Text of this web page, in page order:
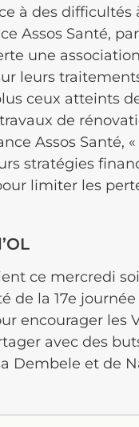
à des difficultés
Assos Santé,
une
leurs
ceux atteints
de
Assos Santé,
stratégies
limiter les
ce mercredi
la 17e journée
encourager les
avec des
Dembele et de